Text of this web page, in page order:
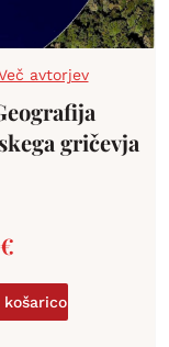
avtorjev
gričevja
€
košarico